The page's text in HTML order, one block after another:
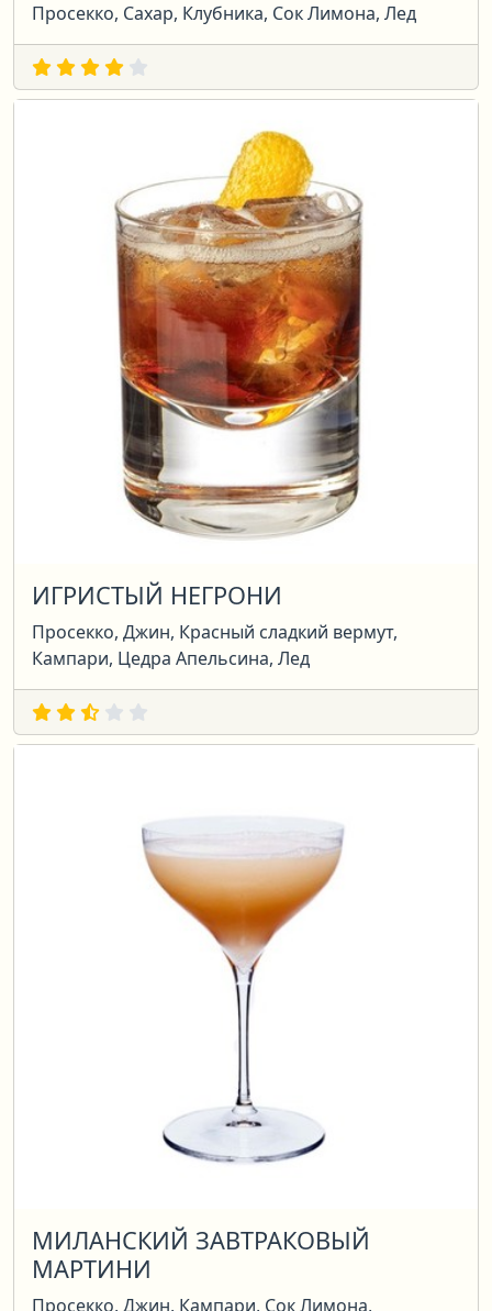
Просекко, Сахар, Клубника, Сок Лимона, Лед
ИГРИСТЫЙ НЕГРОНИ
Просекко, Джин, Красный сладкий вермут,
Кампари, Цедра Апельсина, Лед
МИЛАНСКИЙ ЗАВТРАКОВЫЙ
МАРТИНИ
Просекко, Джин, Кампари, Сок Лимона,